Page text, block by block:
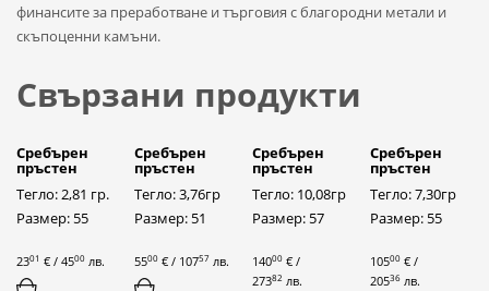
финансите за преработване и търговия с благородни метали и
скъпоценни камъни.
Свързани продукти
Сребърен
пръстен
Тегло: 2,81 гр.
Размер: 55
2301 € / 4500 лв.
Сребърен
пръстен
Тегло: 3,76гр
Размер: 51
5500 € / 10757 лв.
Сребърен
пръстен
Тегло: 10,08гр
Размер: 57
14000 € /
27382 лв.
Сребърен
пръстен
Тегло: 7,30гр
Размер: 55
10500 € /
20536 лв.